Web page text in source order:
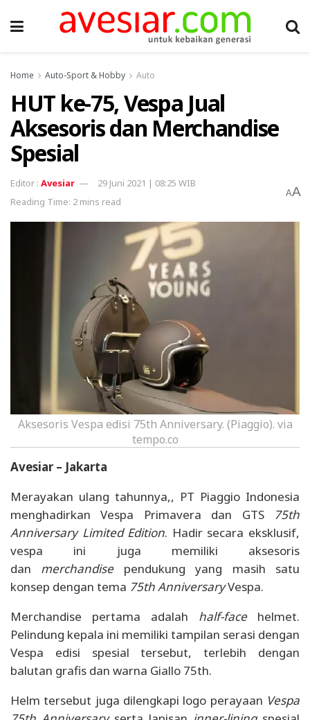
Home Auto-Sport & Hobby Auto
HUT ke-75, Vespa Jual
Aksesoris dan Merchandise
Spesial
Avesiar
29 Juni 2021 | 08:25 WIB
Reading Time: 2 mins read
AA
Aksesoris Vespa edisi 75th Anniversary. (Piaggio). via
tempo.co
Avesiar – Jakarta
Merayakan ulang tahunnya,, PT Piaggio Indonesia
menghadirkan Vespa Primavera dan GTS 75th
Anniversary Limited Edition. Hadir secara eksklusif,
vespa ini juga memiliki aksesoris
dan merchandisependukung yang masih satu
konsep dengan tema 75th AnniversaryVespa.
Merchandise pertama adalah half-facehelmet.
Pelindung kepala ini memiliki tampilan serasi dengan
Vespa edisi spesial tersebut, terlebih dengan
balutan grafis dan warna Giallo 75th.
Helm tersebut juga dilengkapi logo perayaan Vespa